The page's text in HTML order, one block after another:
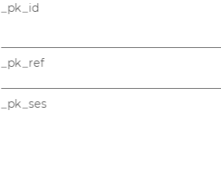
_pk_id
_pk_ref
_pk_ses